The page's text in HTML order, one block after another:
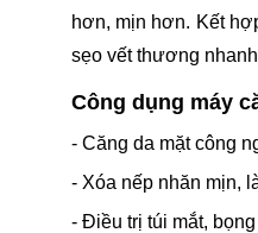
hơn, mịn hơn. Kết
sẹo vết thương
Công dụng máy
- Căng da mặt công
- Xóa nếp nhăn mịn,
- Điều trị túi mắt, bọng